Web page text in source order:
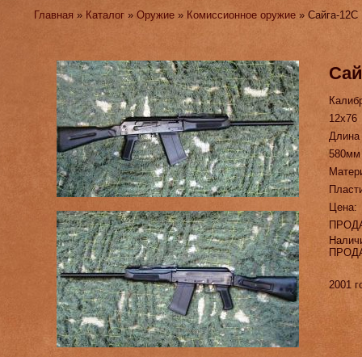
Главная » Каталог »Оружие » Комиссионное оружие » Сайга-12С
12х76
580мм
Цена:
2001